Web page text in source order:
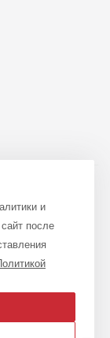
и стоимости
к
или по
магазин, а
на нём,
и ни при каких
и
после